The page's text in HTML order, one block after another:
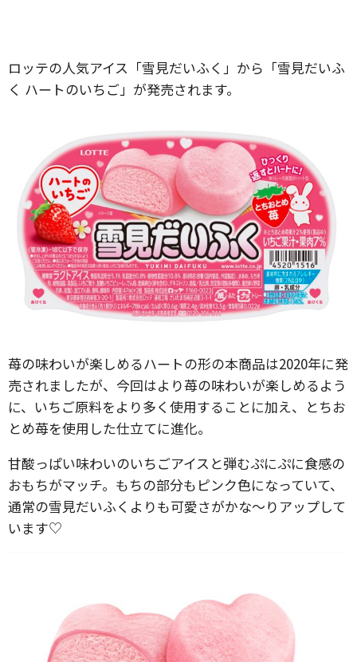
ロッテの人気アイス「雪見だいふく」から「雪見だいふ
く ハートのいちご」が発売されます。
苺の味わいが楽しめるハートの形の本商品は2020年に発
売されましたが、今回はより苺の味わいが楽しめるよう
に、いちご原料をより多く使用することに加え、とちお
とめ苺を使用した仕立てに進化。
甘酸っぱい味わいのいちごアイスと弾むぷにぷに食感の
おもちがマッチ。もちの部分もピンク色になっていて、
通常の雪見だいふくよりも可愛さがかな〜りアップして
います♡